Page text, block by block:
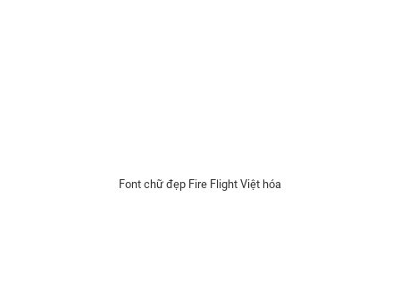
Font chữ đẹp Fire Flight Việt hóa